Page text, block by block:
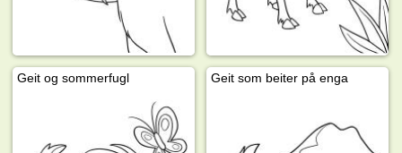
Geit og sommerfugl Geit som beiter på enga